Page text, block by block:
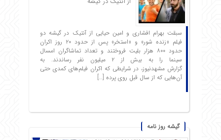
سبقت بهرام افشاری و امین حیایی از آنتیک در گیشه دو
فیلم «زنده شور» و «استخر» پس از حدود ۲۰ روز اکران
حدود ۸۰۰ هزار بلیت فروختند و تعداد تماشاگران امسال
سینما را به بیش از ۲ میلیون نفر رساندند. به
گزارش مشهدنیوز، در شرایطی که اکران فیلم‌های کمدی حتی
آن‌هایی که از سال قبل روی پرده […]
گیشه روز نامه